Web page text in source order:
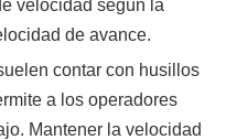
velocidad según la
de avance.
contar con husillos
a los operadores
Mantener la velocidad